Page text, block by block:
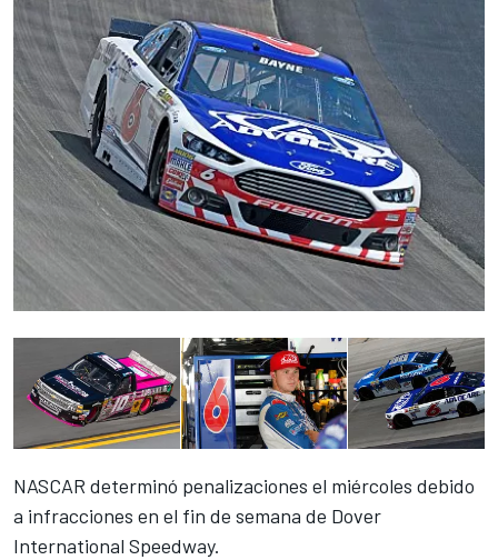
NASCAR determinó penalizaciones el miércoles debido
a infracciones en el fin de semana de Dover
International Speedway.